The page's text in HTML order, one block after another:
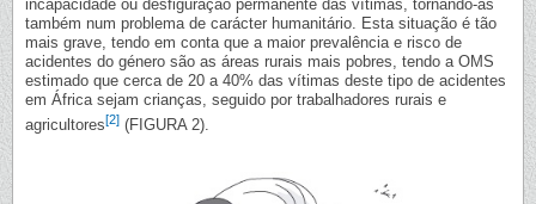
incapacidade ou desfiguração permanente das vítimas, tornando-as
também num problema de carácter humanitário. Esta situação é tão
mais grave, tendo em conta que a maior prevalência e risco de
acidentes do género são as áreas rurais mais pobres, tendo a OMS
estimado que cerca de 20 a 40% das vítimas deste tipo de acidentes
em África sejam crianças, seguido por trabalhadores rurais e
agricultores[2] (FIGURA 2).